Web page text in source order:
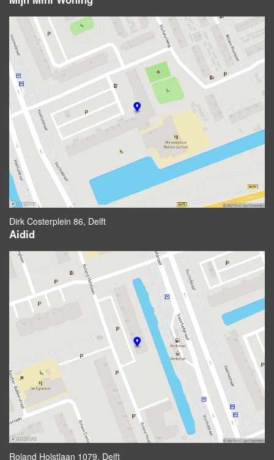
Dirk Costerplein 86, Delft
Aidid
Roland Holstlaan 1079, Delft